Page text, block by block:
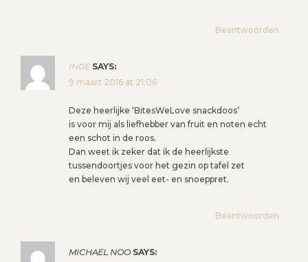
Beantwoorden
INGE SAYS:
9 maart 2016 at 21:06
Deze heerlijke ‘BitesWeLove snackdoos’
is voor mij als liefhebber van fruit en noten echt
een schot in de roos.
Dan weet ik zeker dat ik de heerlijkste
tussendoortjes voor het gezin op tafel zet
en beleven wij veel eet- en snoeppret.
Beantwoorden
MICHAEL NOO SAYS: